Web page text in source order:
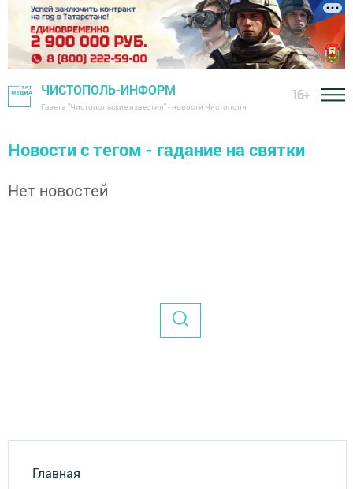
ЧИСТОПОЛЬ-ИНФОРМ
Газета "Чистопольские известия" - новости Чистополя
16+
Новости с тегом - гадание на святки
Нет новостей
Главная